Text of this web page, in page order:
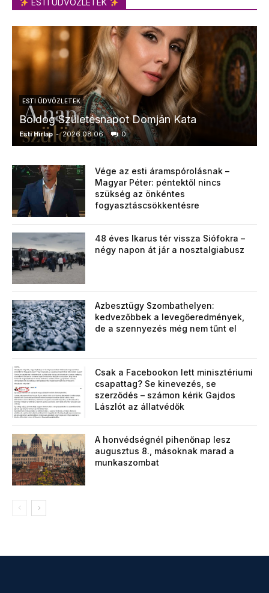
ESTI ÜDVÖZLETEK
ESTI ÜDVÖZLETEK
Boldog Születésnapot Domján Kata
Esti Hírlap - 2026.08.06. 0
Vége az esti áramspórolásnak –
Magyar Péter: péntektől nincs
szükség az önkéntes
fogyasztáscsökkentésre
48 éves Ikarus tér vissza Siófokra –
négy napon át jár a nosztalgiabusz
Azbesztügy Szombathelyen:
kedvezőbbek a levegőeredmények,
de a szennyezés még nem tűnt el
Csak a Facebookon lett minisztériumi
csapattag? Se kinevezés, se
szerződés – számon kérik Gajdos
Lászlót az állatvédők
A honvédségnél pihenőnap lesz
augusztus 8., másoknak marad a
munkaszombat